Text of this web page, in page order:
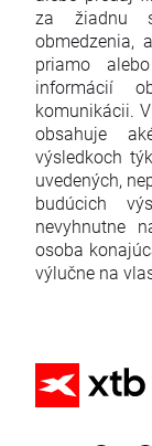
za žiadnu
obmedzenia,
priamo
informácií
komunikácii.
obsahuje
výsledkoch
uvedených,
budúcich
nevyhnutne
osoba
výlučne na